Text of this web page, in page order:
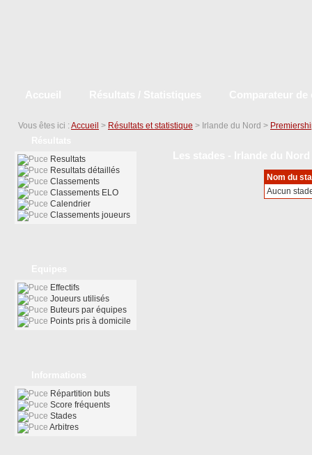
Vous êtes ici : Accueil > Résultats et statistique > Irlande du Nord >
Nom du
Aucun
Resultats
Resultats détaillés
Classements
Classements ELO
Calendrier
Classements joueurs
Effectifs
Joueurs utilisés
Buteurs par équipes
Points pris à domicile
Répartition buts
Score fréquents
Stades
Arbitres